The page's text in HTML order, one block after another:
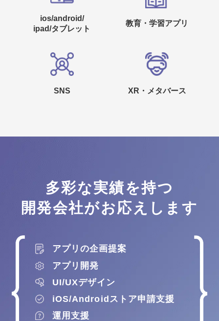
ios/android/
ipad/タブレット
教育・学習アプリ
SNS XR・メタバース
多彩な実績を持つ
開発会社がお応えします
アプリの企画提案
アプリ開発
UI/UXデザイン
iOS/Androidストア申請支援
運用支援